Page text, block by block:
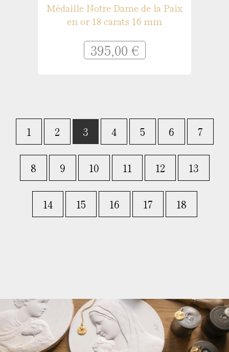
Médaille Notre Dame de la Paix
en or 18 carats 16 mm
395,00 €
1 2 3 4 5 6 7
8 9 10 11 12 13
14 15 16 17 18